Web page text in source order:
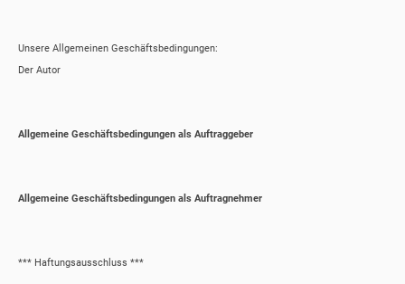
Unsere Allgemeinen Geschäftsbedingungen:
Der Autor
Allgemeine Geschäftsbedingungen als Auftraggeber
Allgemeine Geschäftsbedingungen als Auftragnehmer
*** Haftungsausschluss ***